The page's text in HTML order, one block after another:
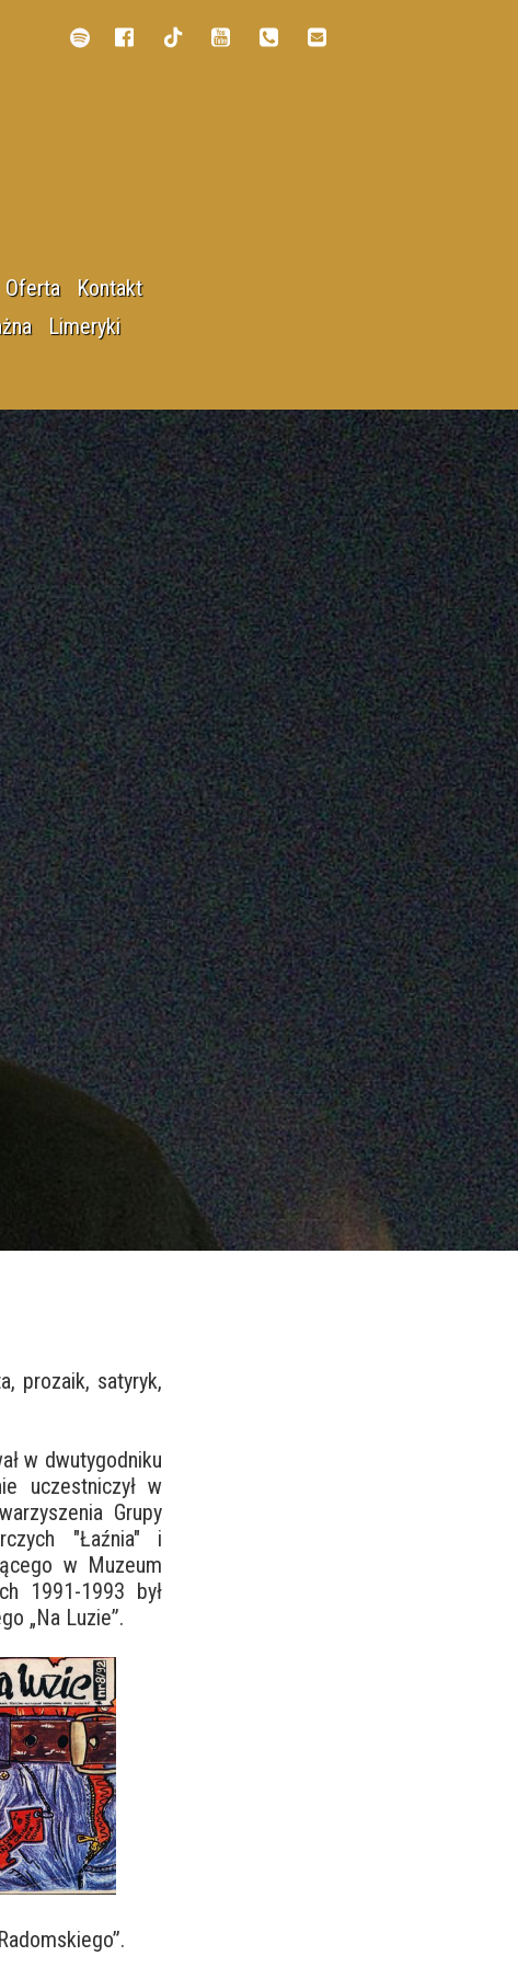
archiwum
dalekie i bliskie
Katarzyny Peter-Bombik
domowy recenzent
Oferta
Kontakt
Limeryki
Jeziorne i rzeczne
Językołamacze
Krakowskie
LGBTQ czyli na czasie
Mini cykle
Rosyjskie i postradzieckie
Sacrum - profanum
Swojskie klimaty
Świat się kręci
Wiersze i poematy limerykomiczne
W oparach absurdu
Z Afryki
Z pieprzykiem
Zwierzyniec
prozaik, satyryk,
w dwutygodniku
uczestniczył w
Grupy
"Łaźnia" i
w Muzeum
1991-1993 był
„Na Luzie”.